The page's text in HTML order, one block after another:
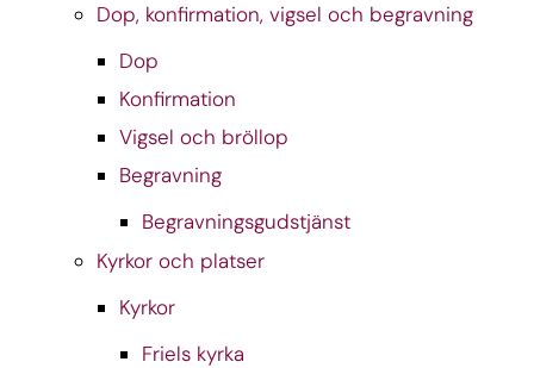
Dop, konfirmation, vigsel och begravning
Dop
Konfirmation
Vigsel och bröllop
Begravning
Begravningsgudstjänst
Kyrkor och platser
Kyrkor
Friels kyrka